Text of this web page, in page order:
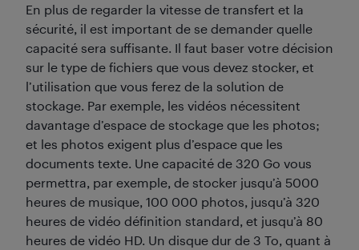
En plus de regarder la vitesse de transfert et la
sécurité, il est important de se demander quelle
capacité sera suffisante. Il faut baser votre décision
sur le type de fichiers que vous devez stocker, et
l’utilisation que vous ferez de la solution de
stockage. Par exemple, les vidéos nécessitent
davantage d’espace de stockage que les photos;
et les photos exigent plus d’espace que les
documents texte. Une capacité de 320 Go vous
permettra, par exemple, de stocker jusqu’à 5000
heures de musique, 100 000 photos, jusqu’à 320
heures de vidéo définition standard, et jusqu’à 80
heures de vidéo HD. Un disque dur de 3 To, quant à